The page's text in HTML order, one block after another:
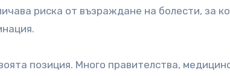
риска от възраждане на болести, за
позиция. Много правителства,